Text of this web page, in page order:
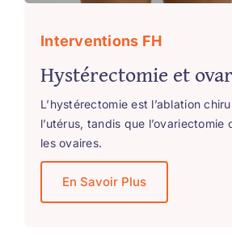
Interventions FH
Hystérectomie et
L’hystérectomie est l’ablation
l’utérus, tandis que l’ovariectomie
les ovaires.
En Savoir Plus